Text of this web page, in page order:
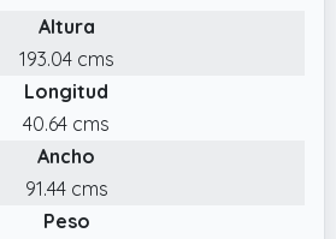
de oficina, para
y guardar así
de almacenaje e incluso
disponibles pueden
tope a la izquierda o a la
que sus asas sean
Altura
193.04 cms
Longitud
40.64 cms
Ancho
91.44 cms
Peso